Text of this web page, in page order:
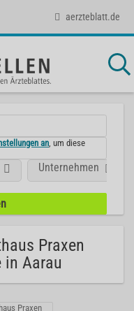
aerzteblatt.de
an , um diese
Unternehmen
Praxen
in Aarau
Praxen